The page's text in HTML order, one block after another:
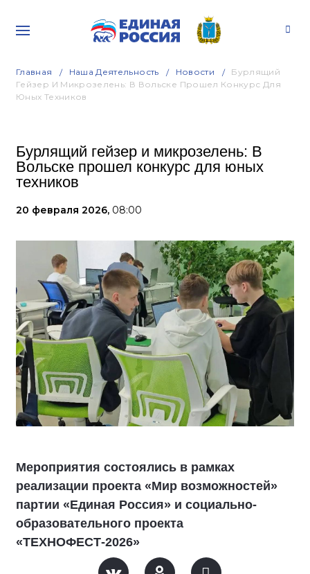
Главная Наша Деятельность Новости
Бурлящий
Гейзер И Микрозелень: В Вольске Прошел Конкурс Для
Юных Техников
Бурлящий гейзер и микрозелень: В
Вольске прошел конкурс для юных
техников
20 февраля 2026, 08:00
Мероприятия состоялись в рамках
реализации проекта «Мир возможностей»
партии «Единая Россия» и социально-
образовательного проекта
«ТЕХНОФЕСТ-2026»